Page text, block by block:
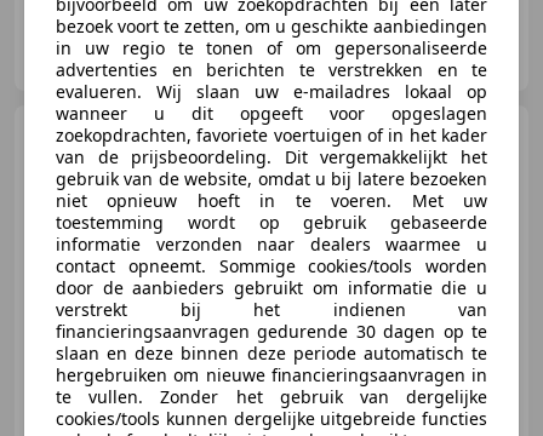
De Steiger Auto's
NL-1351 AG ALMERE
Audi Q7 60 TFSI | PANO |
RSQ7 INTERIEUR | MATRIX |
€ 47.750
02/2021 170.016 km
Elektro/Benzine
251 kW (341 PK)
bezoek voort te zetten, om u geschikte aanbiedingen
in uw regio te tonen of om gepersonaliseerde
advertenties en berichten te verstrekken en te
evalueren. Wij slaan uw e-mailadres lokaal op
wanneer u dit opgeeft voor opgeslagen
zoekopdrachten, favoriete voertuigen of in het kader
van de prijsbeoordeling. Dit vergemakkelijkt het
gebruik van de website, omdat u bij latere bezoeken
niet opnieuw hoeft in te voeren. Met uw
toestemming wordt op gebruik gebaseerde
informatie verzonden naar dealers waarmee u
contact opneemt. Sommige cookies/tools worden
door de aanbieders gebruikt om informatie die u
verstrekt bij het indienen van
financieringsaanvragen gedurende 30 dagen op te
slaan en deze binnen deze periode automatisch te
hergebruiken om nieuwe financieringsaanvragen in
te vullen. Zonder het gebruik van dergelijke
cookies/tools kunnen dergelijke uitgebreide functies